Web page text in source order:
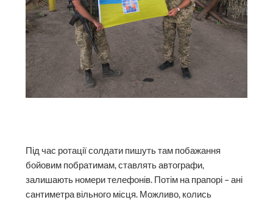
Під час ротації солдати пишуть там побажання
бойовим побратимам, ставлять автографи,
залишають номери телефонів. Потім на прапорі – ані
сантиметра вільного місця. Можливо, колись